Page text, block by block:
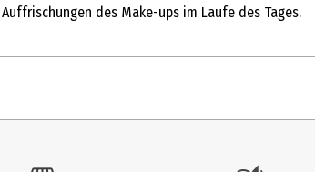
des Make-ups im Laufe des Tages.